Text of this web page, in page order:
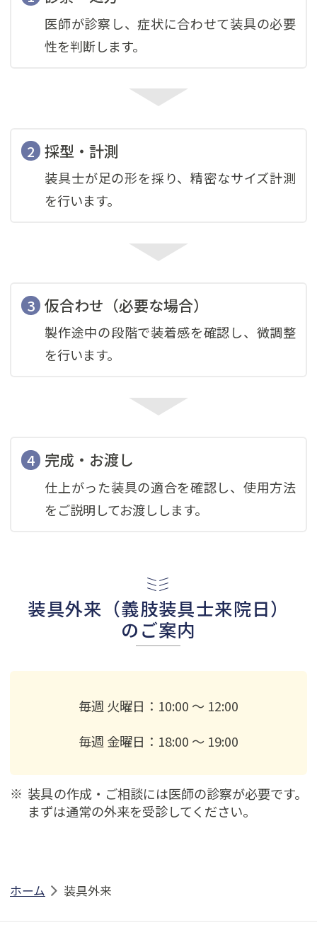
医師が診察し、症状に合わせて装具の必要
性を判断します。
採型・計測
装具士が足の形を採り、精密なサイズ計測
を行います。
仮合わせ（必要な場合）
製作途中の段階で装着感を確認し、微調整
を行います。
完成・お渡し
仕上がった装具の適合を確認し、使用方法
をご説明してお渡しします。
装具外来（義肢装具士来院日）
のご案内
毎週 火曜日：10:00 ～ 12:00
毎週 金曜日：18:00 ～ 19:00
装具の作成・ご相談には医師の診察が必要です。
まずは通常の外来を受診してください。
ホーム 装具外来